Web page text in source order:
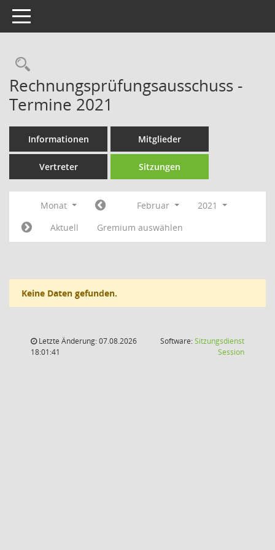
Toggle navigation
Rechercheauswahl
Rechnungsprüfungsausschuss -
Termine 2021
Informationen Mitglieder
Vertreter Sitzungen
Monat Februar
2021
Aktuell
Gremium auswählen
Keine Daten gefunden.
Letzte Änderung: 07.08.2026
18:01:41
Software:Sitzungsdienst
Session(Wird in